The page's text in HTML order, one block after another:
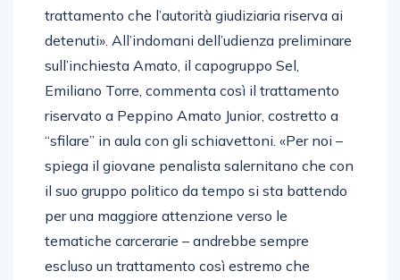
trattamento che l’autorità giudiziaria riserva ai
detenuti». All’indomani dell’udienza preliminare
sull’inchiesta Amato, il capogruppo Sel,
Emiliano Torre, commenta così il trattamento
riservato a Peppino Amato Junior, costretto a
“sfilare” in aula con gli schiavettoni. «Per noi –
spiega il giovane penalista salernitano che con
il suo gruppo politico da tempo si sta battendo
per una maggiore attenzione verso le
tematiche carcerarie – andrebbe sempre
escluso un trattamento così estremo che